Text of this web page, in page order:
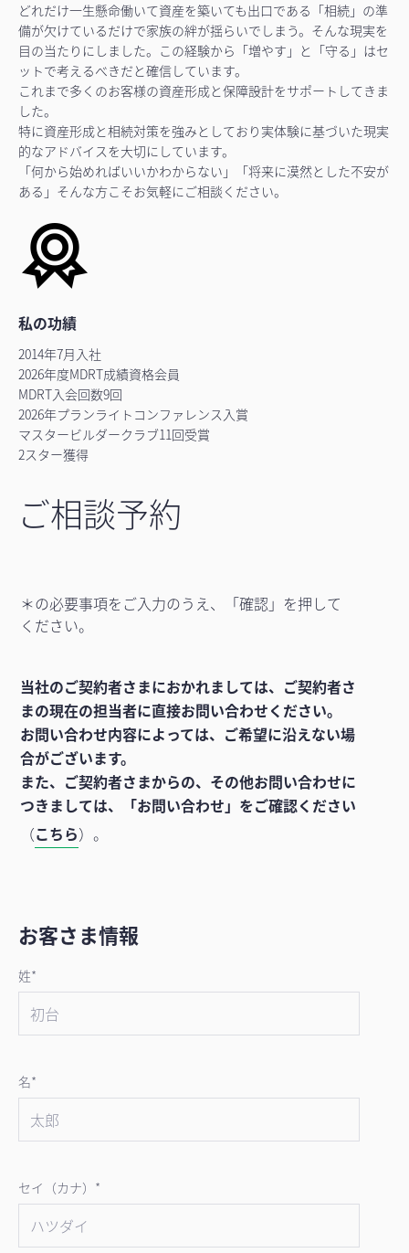
どれだけ一生懸命働いて資産を築いても出口である「相続」の準
備が欠けているだけで家族の絆が揺らいでしまう。そんな現実を
目の当たりにしました。この経験から「増やす」と「守る」はセ
ットで考えるべきだと確信しています。
これまで多くのお客様の資産形成と保障設計をサポートしてきま
した。
特に資産形成と相続対策を強みとしており実体験に基づいた現実
的なアドバイスを大切にしています。
「何から始めればいいかわからない」「将来に漠然とした不安が
ある」そんな方こそお気軽にご相談ください。
私の功績
2014年7月入社
2026年度MDRT成績資格会員
MDRT入会回数9回
2026年プランライトコンファレンス入賞
マスタービルダークラブ11回受賞
2スター獲得
ご相談予約
＊の必要事項をご入力のうえ、「確認」を押して
ください。
当社のご契約者さまにおかれましては、ご契約者さ
まの現在の担当者に直接お問い合わせください。
お問い合わせ内容によっては、ご希望に沿えない場
合がございます。
また、ご契約者さまからの、その他お問い合わせに
つきましては、「お問い合わせ」をご確認ください
（こちら）。
お客さま情報
姓*
名*
セイ（カナ）*